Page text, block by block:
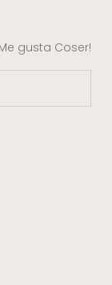
gusta Coser!